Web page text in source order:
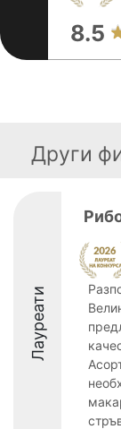
8.5
Други
Лауреати